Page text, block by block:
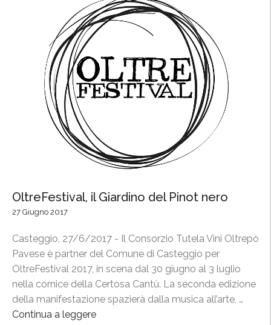
OltreFestival, il Giardino del Pinot nero
27 Giugno 2017
Casteggio, 27/6/2017 - Il Consorzio Tutela Vini Oltrepò
Pavese è partner del Comune di Casteggio per
OltreFestival 2017, in scena dal 30 giugno al 3 luglio
nella cornice della Certosa Cantù. La seconda edizione
della manifestazione spazierà dalla musica all’arte, …
Continua a leggere